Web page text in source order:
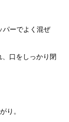
パーでよく混ぜ
口をしっかり閉
り。